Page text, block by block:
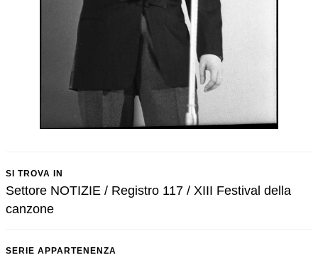
SI TROVA IN
Settore NOTIZIE / Registro 117 / XIII Festival della
canzone
SERIE APPARTENENZA